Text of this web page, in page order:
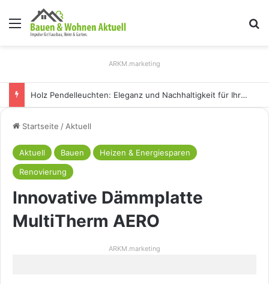
Menü
ARKM.marketing
Holz Pendelleuchten: Eleganz und Nachhaltigkeit für Ihr Zuhause
Startseite / Aktuell
Aktuell Bauen
Heizen & Energiesparen
Renovierung
Innovative Dämmplatte
MultiTherm AERO
ARKM.marketing